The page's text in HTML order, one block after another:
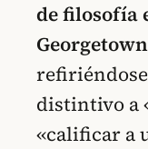
de filosofía
Georgetown
distintivo a
«calificar a